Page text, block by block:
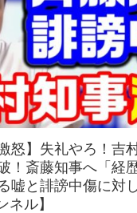
怒】失礼やろ！吉
！斎藤知事へ「経
嘘と誹謗中傷に対
ネル】